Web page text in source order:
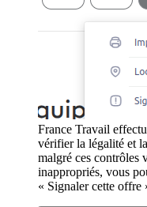
France Travail
vérifier la légalité et
malgré ces contrôles
inappropriés, vous
« Signaler cette offre